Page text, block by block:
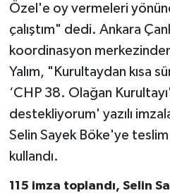
Özel'e oy vermeleri
çalıştım" dedi. Ankara
koordinasyon merkezinden
Yalım, "Kurultaydan kısa
‘CHP 38. Olağan
destekliyorum' yazılı
Selin Sayek Böke'ye
kullandı.
115 imza toplandı, Selin